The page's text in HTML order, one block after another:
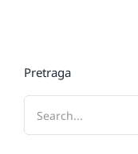
Pretraga